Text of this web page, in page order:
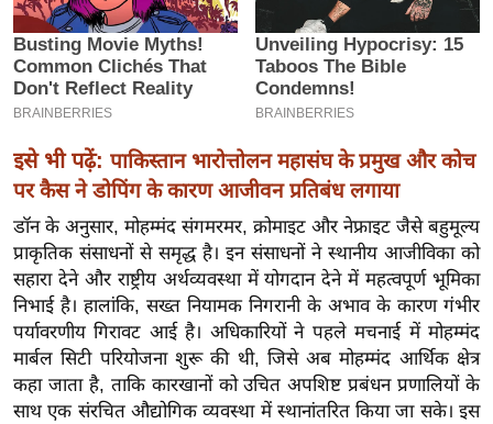
इ
म
ई
-
पे
प
र
मि
सा
ल
बे
मि
सा
इसे भी पढ़ें: पाकिस्तान भारोत्तोलन महासंघ के प्रमुख और कोच
पर कैस ने डोपिंग के कारण आजीवन प्रतिबंध लगाया
डॉन के अनुसार, मोहम्मंद संगमरमर, क्रोमाइट और नेफ्राइट जैसे बहुमूल्य
प्राकृतिक संसाधनों से समृद्ध है। इन संसाधनों ने स्थानीय आजीविका को
सहारा देने और राष्ट्रीय अर्थव्यवस्था में योगदान देने में महत्वपूर्ण भूमिका
निभाई है। हालांकि, सख्त नियामक निगरानी के अभाव के कारण गंभीर
पर्यावरणीय गिरावट आई है। अधिकारियों ने पहले मचनाई में मोहम्मंद
मार्बल सिटी परियोजना शुरू की थी, जिसे अब मोहम्मंद आर्थिक क्षेत्र
कहा जाता है, ताकि कारखानों को उचित अपशिष्ट प्रबंधन प्रणालियों के
साथ एक संरचित औद्योगिक व्यवस्था में स्थानांतरित किया जा सके। इस